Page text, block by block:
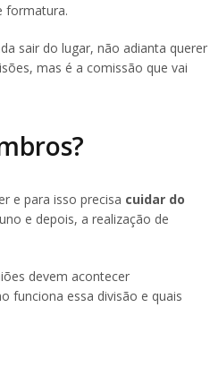
formatura.
sair do lugar, não adianta querer
mas é a comissão que vai
e para isso precisa cuidar do
e depois, a realização de
devem acontecer
funciona essa divisão e quais